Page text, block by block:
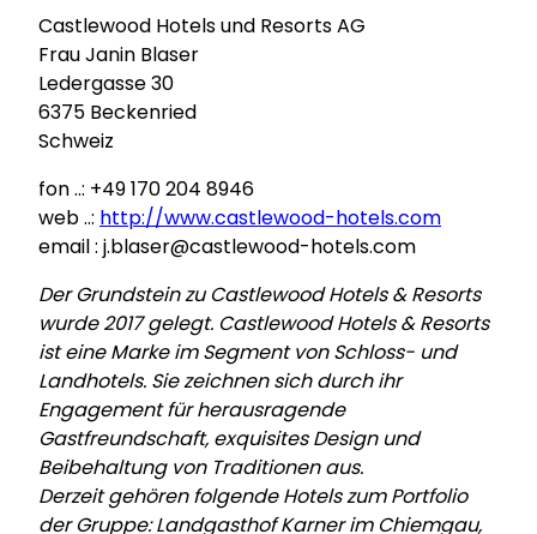
Castlewood Hotels und Resorts AG
Frau Janin Blaser
Ledergasse 30
6375 Beckenried
Schweiz
fon ..: +49 170 204 8946
web ..: http://www.castlewood-hotels.com
email : j.blaser@castlewood-hotels.com
Der Grundstein zu Castlewood Hotels & Resorts
wurde 2017 gelegt. Castlewood Hotels & Resorts
ist eine Marke im Segment von Schloss- und
Landhotels. Sie zeichnen sich durch ihr
Engagement für herausragende
Gastfreundschaft, exquisites Design und
Beibehaltung von Traditionen aus.
Derzeit gehören folgende Hotels zum Portfolio
der Gruppe: Landgasthof Karner im Chiemgau,